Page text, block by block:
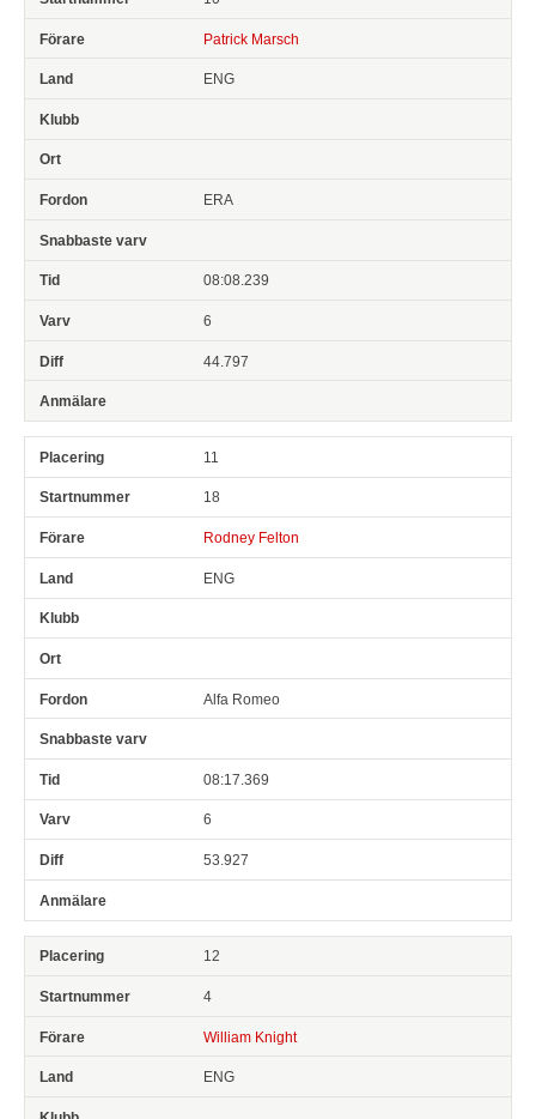
Patrick Marsch
ENG
ERA
08:08.239
6
44.797
11
18
Rodney Felton
ENG
Alfa Romeo
08:17.369
6
53.927
12
4
William Knight
ENG